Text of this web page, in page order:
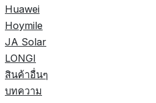
Huawei
Hoymile
JA Solar
LONGI
สินค้าอื่นๆ
บทความ